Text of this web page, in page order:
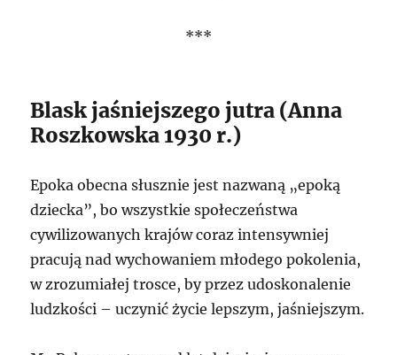
***
Blask jaśniejszego jutra (Anna
Roszkowska 1930 r.)
Epoka obecna słusznie jest nazwaną „epoką
dziecka”, bo wszystkie społeczeństwa
cywilizowanych krajów coraz intensywniej
pracują nad wychowaniem młodego pokolenia,
w zrozumiałej trosce, by przez udoskonalenie
ludzkości – uczynić życie lepszym, jaśniejszym.